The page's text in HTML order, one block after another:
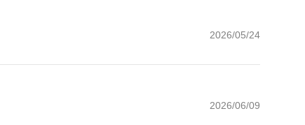
2026/05/24
2026/06/09